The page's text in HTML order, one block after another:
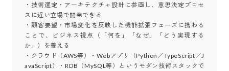
・技術選定・アーキテクチャ設計に参画し、意思決定プロセ
スに近い立場で開発できる
・顧客要望・市場変化を反映した機能拡張フェーズに携わる
ことで、ビジネス視点（「何を」「なぜ」「どう実現する
か」）を養える
・クラウド（AWS等）・Webアプリ（Python／TypeScript／J
avaScript）・RDB（MySQL等）というモダン技術スタックで